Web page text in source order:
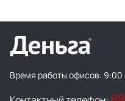
Время работы офисов: 9:00